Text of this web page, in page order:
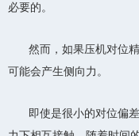
必要的。
然而，如果压机对位
可能会产生侧向力。
即使是很小的对位偏